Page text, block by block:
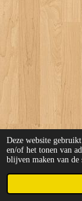
Deze website
en/of het tonen van
blijven maken van de